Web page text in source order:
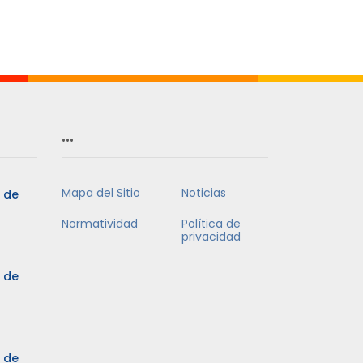
de
de
de
…
Mapa del Sitio
Noticias
Normatividad
Política de
privacidad